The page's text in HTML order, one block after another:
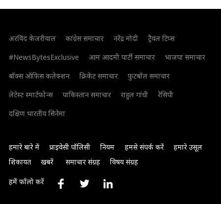
अरविंद केजरीवाल कांग्रेस समाचार नरेंद्र मोदी
ट्रैवल टिप्स
#NewsBytesExclusive
आम आदमी पार्टी समाचार
भाजपा समाचार
बॉक्स ऑफिस कलेक्शन
क्रिकेट समाचार
फुटबॉल समाचार
लेटेस्ट स्मार्टफोन्स
पाकिस्तान समाचार राहुल गांधी
रेसिपी
दक्षिण भारतीय सिनेमा
हमारे बारे में प्राइवेसी पॉलिसी नियम हमसे संपर्क करें
हमारे उसूल
शिकायत
खबरें समाचार संग्रह विषय संग्रह
हमें फॉलो करें